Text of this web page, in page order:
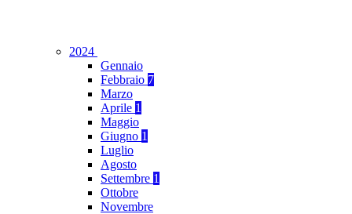
2024
Gennaio
Febbraio 7
Marzo
Aprile 1
Maggio
Giugno 1
Luglio
Agosto
Settembre 1
Ottobre
Novembre